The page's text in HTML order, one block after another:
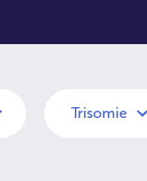
Trisomie